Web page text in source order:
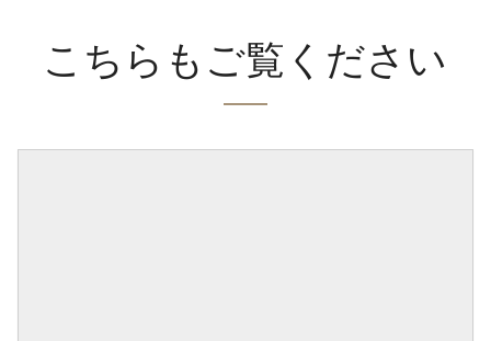
こちらもご覧ください